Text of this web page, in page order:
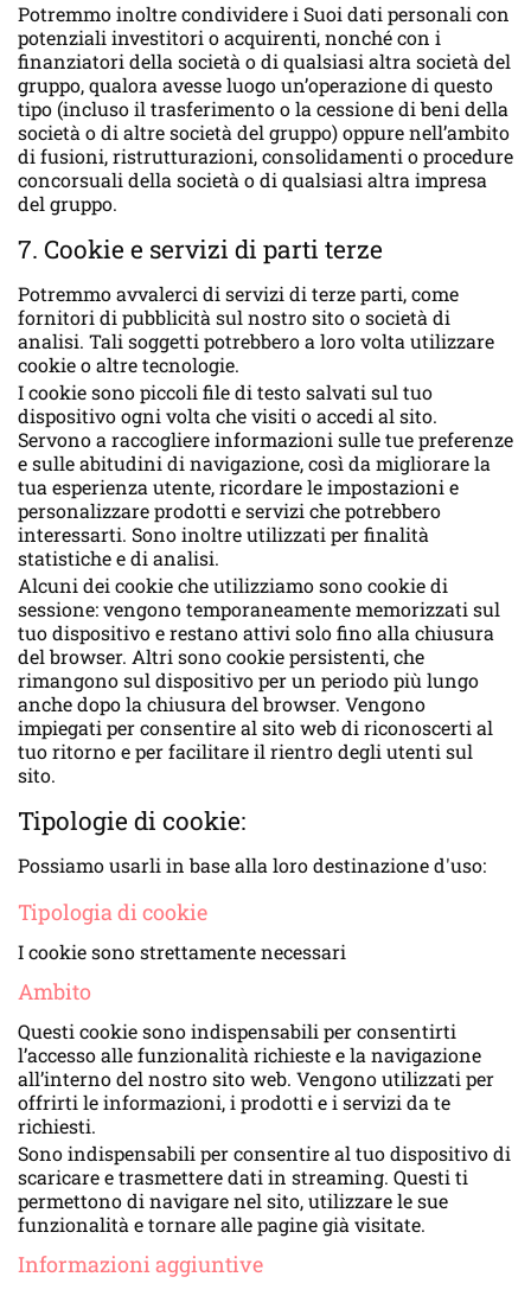
Potremmo inoltre condividere i Suoi dati personali con
potenziali investitori o acquirenti, nonché con i
finanziatori della società o di qualsiasi altra società del
gruppo, qualora avesse luogo un’operazione di questo
tipo (incluso il trasferimento o la cessione di beni della
società o di altre società del gruppo) oppure nell’ambito
di fusioni, ristrutturazioni, consolidamenti o procedure
concorsuali della società o di qualsiasi altra impresa
del gruppo.
7. Cookie e servizi di parti terze
Potremmo avvalerci di servizi di terze parti, come
fornitori di pubblicità sul nostro sito o società di
analisi. Tali soggetti potrebbero a loro volta utilizzare
cookie o altre tecnologie.
I cookie sono piccoli file di testo salvati sul tuo
dispositivo ogni volta che visiti o accedi al sito.
Servono a raccogliere informazioni sulle tue preferenze
e sulle abitudini di navigazione, così da migliorare la
tua esperienza utente, ricordare le impostazioni e
personalizzare prodotti e servizi che potrebbero
interessarti. Sono inoltre utilizzati per finalità
statistiche e di analisi.
Alcuni dei cookie che utilizziamo sono cookie di
sessione: vengono temporaneamente memorizzati sul
tuo dispositivo e restano attivi solo fino alla chiusura
del browser. Altri sono cookie persistenti, che
rimangono sul dispositivo per un periodo più lungo
anche dopo la chiusura del browser. Vengono
impiegati per consentire al sito web di riconoscerti al
tuo ritorno e per facilitare il rientro degli utenti sul
sito.
Tipologie di cookie:
Possiamo usarli in base alla loro destinazione d'uso:
Tipologia di cookie
I cookie sono strettamente necessari
Ambito
Questi cookie sono indispensabili per consentirti
l’accesso alle funzionalità richieste e la navigazione
all’interno del nostro sito web. Vengono utilizzati per
offrirti le informazioni, i prodotti e i servizi da te
richiesti.
Sono indispensabili per consentire al tuo dispositivo di
scaricare e trasmettere dati in streaming. Questi ti
permettono di navigare nel sito, utilizzare le sue
funzionalità e tornare alle pagine già visitate.
Informazioni aggiuntive